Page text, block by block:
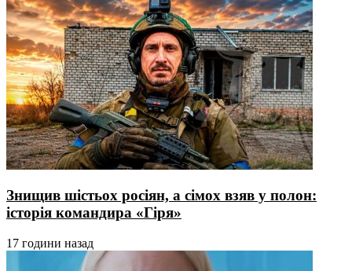
Знищив шістьох росіян, а сімох взяв у полон:
історія командира «Гіря»
17 години назад